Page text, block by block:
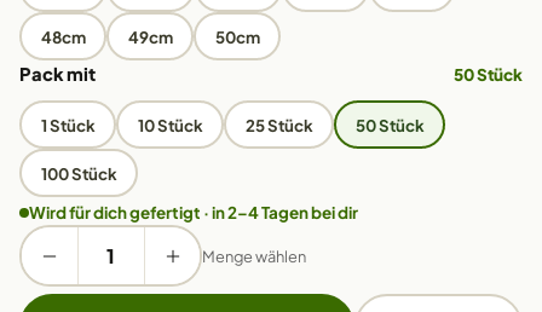
48cm 49cm 50cm
Pack mit 50 Stück
1 Stück 10 Stück 25 Stück 50 Stück
100 Stück
Wird für dich gefertigt · in 2–4 Tagen bei dir
Menge wählen